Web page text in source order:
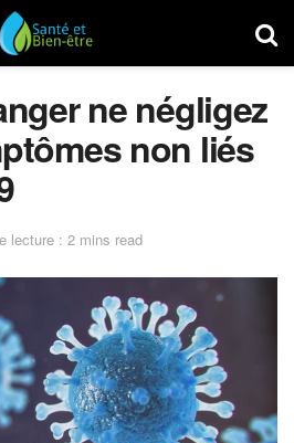
ne négligez
non liés
lecture : 2 mins read